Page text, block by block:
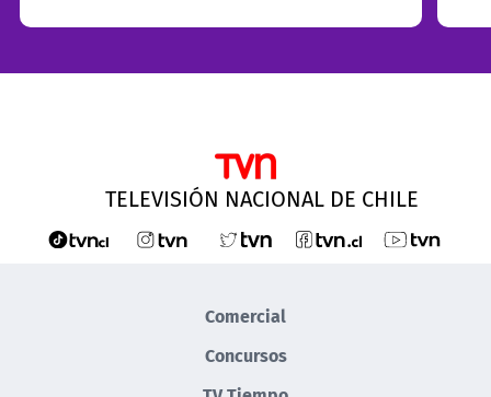
TELEVISIÓN NACIONAL DE CHILE
Comercial
Concursos